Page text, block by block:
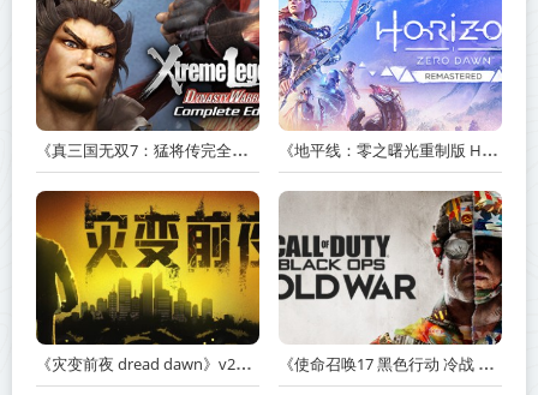
《真三国无双7：猛将传完全版 DYNASTY WARRIORS 7: Xtreme Legends Complete Edition》Build.3602035-免安装中文版【PC/手机双端】丨中文版 《地平线：零之曙光重制版 Horizon Zero Dawn Remastered》v1.5.89.0-送修改器丨中文版网盘下载
《灾变前夜 dread dawn》v20260530-免安装中文版丨中文版网盘下载 《使命召唤17 黑色行动 冷战 Call of Duty: Black Ops Cold War》v1.34.1.15931218-全DLC+送修改器丨中文版网盘下载